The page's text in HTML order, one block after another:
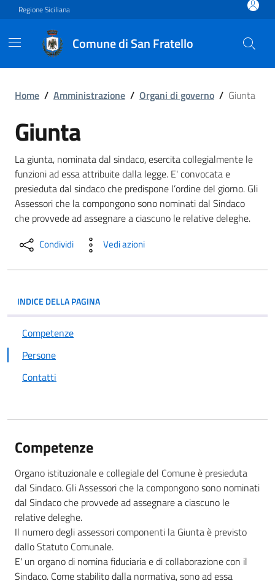
Vai ai contenuti
Vai al footer
Regione Siciliana
Comune di San Fratello
Giunta
Home / Amministrazione / Organi di governo / Giunta
Giunta
La giunta, nominata dal sindaco, esercita collegialmente le
funzioni ad essa attribuite dalla legge. E' convocata e
presieduta dal sindaco che predispone l’ordine del giorno. Gli
Assessori che la compongono sono nominati dal Sindaco
che provvede ad assegnare a ciascuno le relative deleghe.
Condividi Vedi azioni
INDICE DELLA PAGINA
Competenze
Persone
Contatti
Competenze
Organo istituzionale e collegiale del Comune è presieduta
dal Sindaco. Gli Assessori che la compongono sono nominati
dal Sindaco che provvede ad assegnare a ciascuno le
relative deleghe.
Il numero degli assessori componenti la Giunta è previsto
dallo Statuto Comunale.
E' un organo di nomina fiduciaria e di collaborazione con il
Sindaco. Come stabilito dalla normativa, sono ad essa